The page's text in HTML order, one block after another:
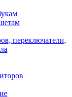
переключатели,